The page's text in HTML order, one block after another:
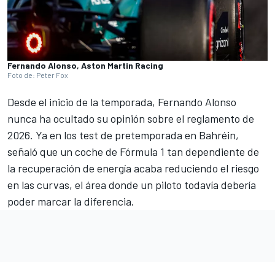
Fernando Alonso, Aston Martin Racing
Foto de: Peter Fox
Desde el inicio de la temporada, Fernando Alonso
nunca ha ocultado su opinión sobre el reglamento de
2026. Ya en los test de pretemporada en Bahréin,
señaló que un coche de Fórmula 1 tan dependiente de
la recuperación de energía acaba reduciendo el riesgo
en las curvas, el área donde un piloto todavía debería
poder marcar la diferencia.